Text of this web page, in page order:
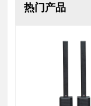
热门产品